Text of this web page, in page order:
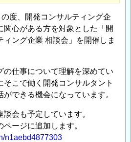
度、開発コンサルティング企
関心がある方を対象とした「開
ィング企業 相談会」を開催しま
の仕事について理解を深めてい
そこで働く開発コンサルタント
できる機会になっています。
会も予定しています。
ージに追加します。
n1aebd4877303